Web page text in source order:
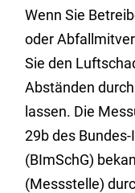
Wenn Sie
oder
Sie den
Abständen
lassen. Die
29b des
(BImSchG)
(Messstelle)